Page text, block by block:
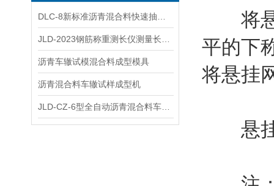
沥青车辙试模混合料成型模具
沥青混合料车辙试样成型机
将悬
平的下
将悬挂
悬挂